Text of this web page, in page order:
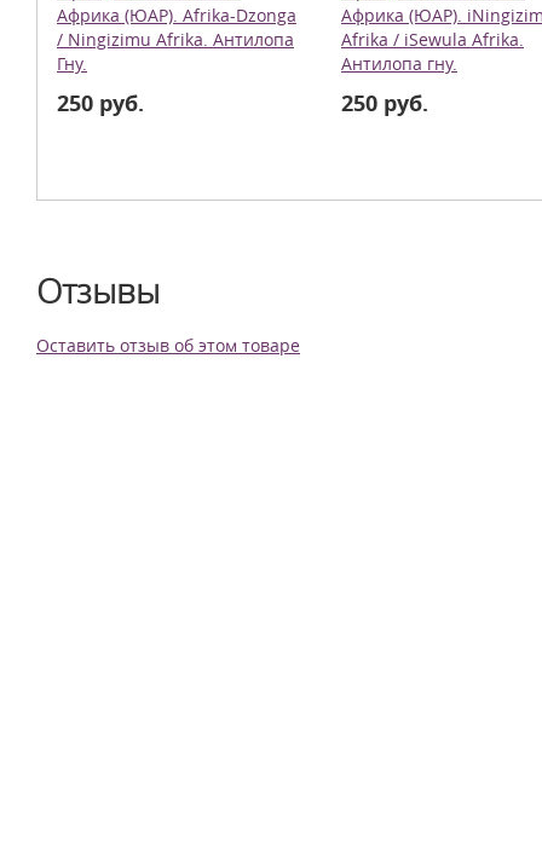
Африка (ЮАР). Afrika-Dzonga
/ Ningizimu Afrika. Антилопа
Гну.
250 руб.
Африка (ЮАР).
Afrika / iSewula Afrika.
Антилопа гну.
250 руб.
Отзывы
Оставить отзыв об этом товаре